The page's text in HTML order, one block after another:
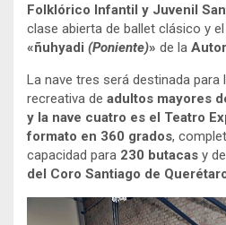
Folklórico Infantil y Juvenil
clase abierta de ballet clásico y
«ñuhyadi (Poniente)» de la
La nave tres será destinada
recreativa de adultos mayores
y la nave cuatro es el Teatro
formato en 360 grados,
capacidad para 230 butacas y
del Coro Santiago de